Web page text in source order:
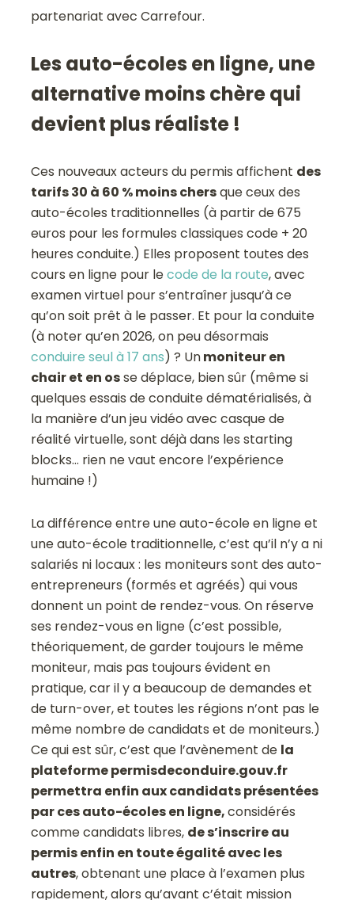
partenariat avec Carrefour.
Les auto-écoles en ligne, une
alternative moins chère qui
devient plus réaliste !
Ces nouveaux acteurs du permis affichent des
tarifs 30 à 60 % moins chersque ceux des
auto-écoles traditionnelles (à partir de 675
euros pour les formules classiques code + 20
heures conduite.) Elles proposent toutes des
cours en ligne pour lecode de la route, avec
examen virtuel pour s’entraîner jusqu’à ce
qu’on soit prêt à le passer. Et pour la conduite
(à noter qu’en 2026, on peu désormais
conduire seul à 17 ans) ? Unmoniteur en
chair et en osse déplace, bien sûr (même si
quelques essais de conduite dématérialisés, à
la manière d’un jeu vidéo avec casque de
réalité virtuelle, sont déjà dans les starting
blocks… rien ne vaut encore l’expérience
humaine !)
La différence entre une auto-école en ligne et
une auto-école traditionnelle, c’est qu’il n’y a ni
salariés ni locaux : les moniteurs sont des auto-
entrepreneurs (formés et agréés) qui vous
donnent un point de rendez-vous. On réserve
ses rendez-vous en ligne (c’est possible,
théoriquement, de garder toujours le même
moniteur, mais pas toujours évident en
pratique, car il y a beaucoup de demandes et
de turn-over, et toutes les régions n’ont pas le
même nombre de candidats et de moniteurs.)
Ce qui est sûr, c’est que l’avènement de la
plateforme permisdeconduire.gouv.fr
permettra enfin aux candidats présentées
par ces auto-écoles en ligne,considérés
comme candidats libres, de s’inscrire au
permis enfin en toute égalité avec les
autres, obtenant une place à l’examen plus
rapidement, alors qu’avant c’était mission